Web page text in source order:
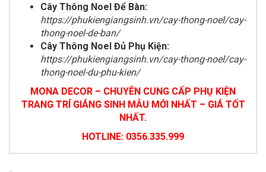
Cây Thông Noel Để Bàn:
https://phukiengiangsinh.vn/cay-thong-noel/cay-
thong-noel-de-ban/
Cây Thông Noel Đủ Phụ Kiện:
https://phukiengiangsinh.vn/cay-thong-noel/cay-
thong-noel-du-phu-kien/
MONA DECOR – CHUYÊN CUNG CẤP PHỤ KIỆN
TRANG TRÍ GIÁNG SINH MẪU MỚI NHẤT – GIÁ TỐT
NHẤT.
HOTLINE: 0356.335.999